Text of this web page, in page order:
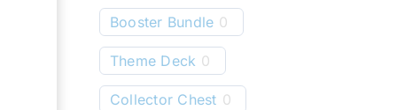
Booster Bundle 0
Theme Deck 0
Collector Chest 0